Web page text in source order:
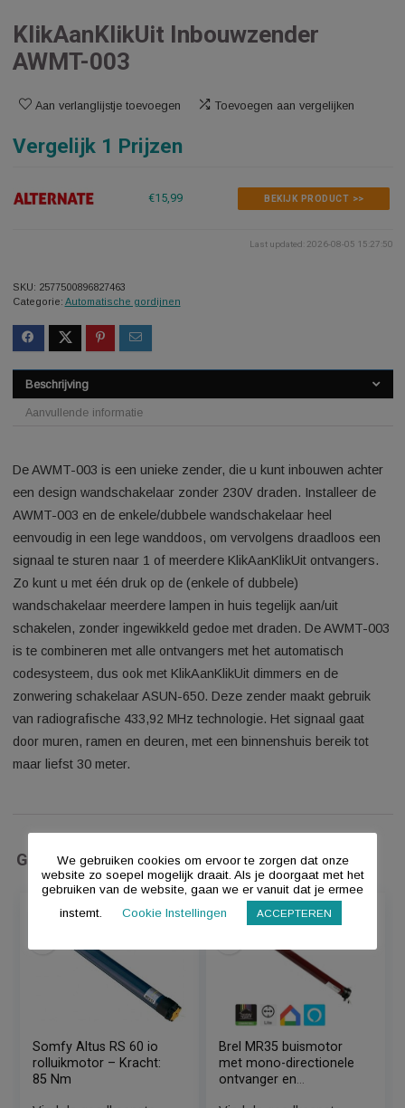
KlikAanKlikUit Inbouwzender
AWMT-003
SKU:2577500896827463
Categorie:Automatische gordijnen
Aanvullende informatie
De AWMT-003 is een unieke zender, die u kunt inbouwen
een design wandschakelaar zonder 230V draden. Installeer
AWMT-003 en de enkele/dubbele wandschakelaar heel
eenvoudig in een lege wanddoos, om vervolgens draadloos
signaal te sturen naar 1 of meerdere KlikAanKlikUit
Zo kunt u met één druk op de (enkele of dubbele)
wandschakelaar meerdere lampen in huis tegelijk aan/uit
schakelen, zonder ingewikkeld gedoe met draden. De
van radiografische 433,92 MHz technologie. Het signaal gaat
door muren, ramen en deuren, met een binnenshuis bereik
Gerelateerde Producten
We gebruiken cookies om ervoor te zorgen dat onze
website zo soepel mogelijk draait. Als je doorgaat met het
gebruiken van de website, gaan we er vanuit dat je ermee
instemt.
Cookie Instellingen ACCEPTEREN